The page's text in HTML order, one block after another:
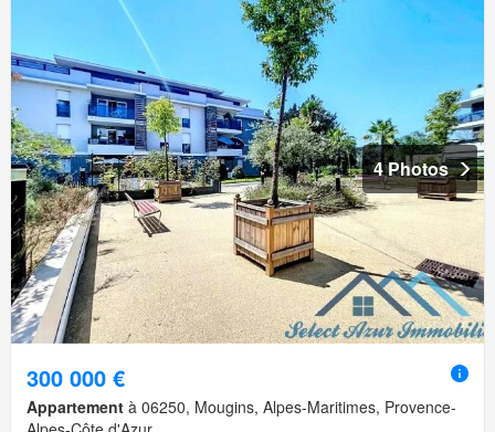
4 Photos
300 000 €
Appartement à 06250, Mougins, Alpes-Maritimes, Provence-